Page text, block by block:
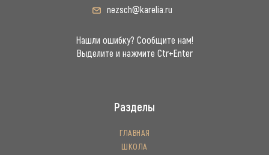
nezsch@karelia.ru
Нашли ошибку? Сообщите нам!
Выделите и нажмите Ctr+Enter
Разделы
ГЛАВНАЯ
ШКОЛА